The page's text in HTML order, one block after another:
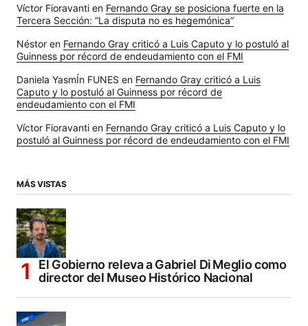
Víctor Fioravanti en Fernando Gray se posiciona fuerte en la
Tercera Sección: “La disputa no es hegemónica”
Néstor en Fernando Gray criticó a Luis Caputo y lo postuló al
Guinness por récord de endeudamiento con el FMI
Daniela YasmÍn FUNES en Fernando Gray criticó a Luis
Caputo y lo postuló al Guinness por récord de
endeudamiento con el FMI
Víctor Fioravanti en Fernando Gray criticó a Luis Caputo y lo
postuló al Guinness por récord de endeudamiento con el FMI
MÁS VISTAS
El Gobierno releva a Gabriel Di Meglio como
director del Museo Histórico Nacional